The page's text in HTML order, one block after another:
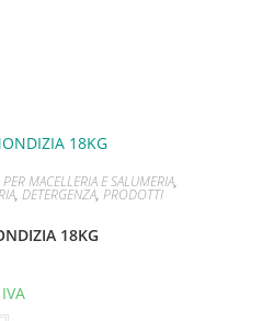
MACELLERIA E SALUMERIA,
,DETERGENZA,PRODOTTI
18KG